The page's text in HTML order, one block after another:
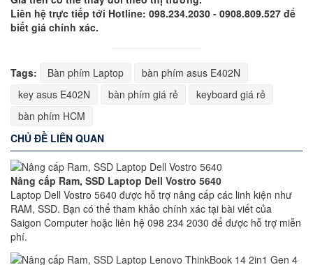
Liên hệ trực tiếp tới Hotline: 098.234.2030 - 0908.809.527 để
biết giá chính xác.
Tags: Bàn phím Laptop
bàn phím asus E402N
key asus E402N
bàn phím giá rẻ
keyboard giá rẻ
bàn phím HCM
CHỦ ĐỀ LIÊN QUAN
Nâng cấp Ram, SSD Laptop Dell Vostro 5640
Laptop Dell Vostro 5640 được hỗ trợ nâng cấp các linh kiện như
RAM, SSD. Bạn có thể tham khảo chính xác tại bài viết của
Saigon Computer hoặc liên hệ 098 234 2030 để được hỗ trợ miễn
phí.